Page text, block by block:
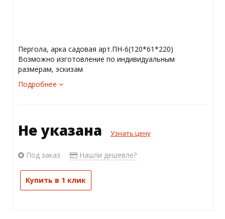
Пергола, арка садовая арт.ПН-6(120*61*220)
Возможно изготовление по индивидуальным
размерам, эскизам
Подробнее
Не указана Узнать цену
Под заказ Нашли дешевле?
Купить в 1 клик